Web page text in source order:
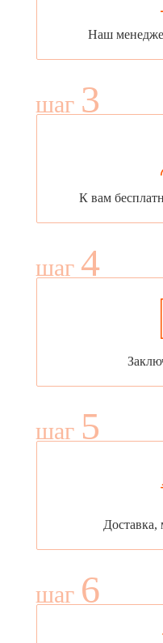
Наш
шаг 3
К вам
шаг 4
шаг 5
Доставка,
шаг 6